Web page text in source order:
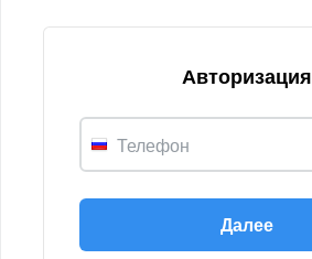
Авторизация
Телефон
Далее